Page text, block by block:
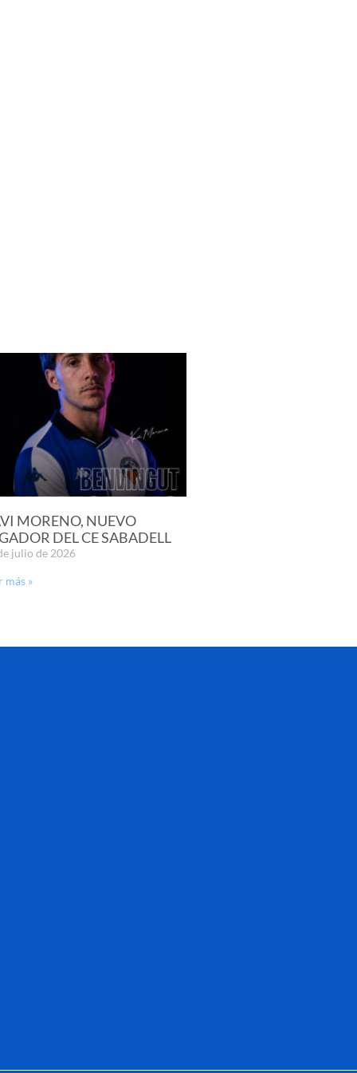
MORENO, NUEVO
DEL CE SABADELL
julio de 2026
más »